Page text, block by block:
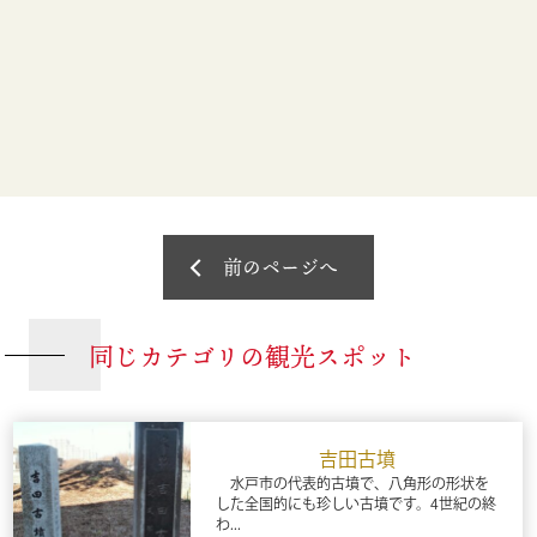
前のページへ
同じカテゴリの観光スポット
吉田古墳
水戸市の代表的古墳で、八角形の形状を
した全国的にも珍しい古墳です。4世紀の終
わ...